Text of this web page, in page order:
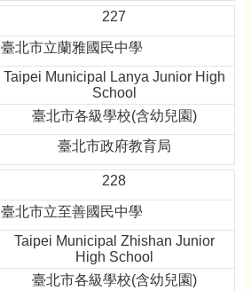
227
臺北市立蘭雅國民中學
Taipei Municipal Lanya Junior High
School
臺北市各級學校(含幼兒園)
臺北市政府教育局
228
臺北市立至善國民中學
Taipei Municipal Zhishan Junior
High School
臺北市各級學校(含幼兒園)